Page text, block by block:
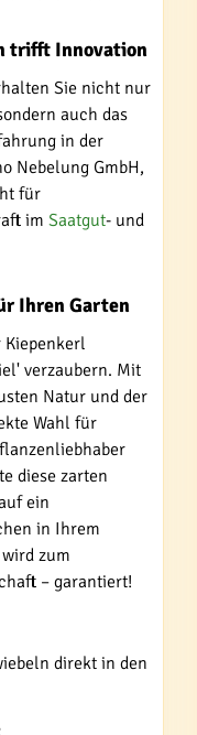
trifft Innovation
Sie nicht nur
auch das
in der
Nebelung GmbH,
für
im Saatgut- und
Ihren Garten
Kiepenkerl
verzaubern. Mit
Natur und der
Wahl für
diese zarten
ein
in Ihrem
zum
– garantiert!
direkt in den